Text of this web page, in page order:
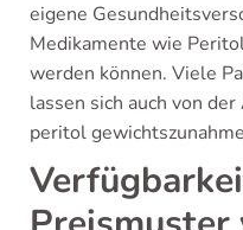
eigene
Medikamente wie
werden können. Viele
lassen sich auch von
peritol